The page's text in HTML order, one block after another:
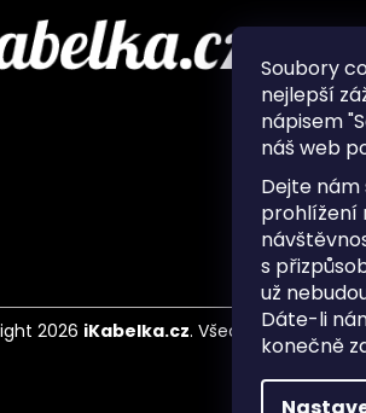
Soubory
nejlepší
nápisem
náš web
Dejte
prohlížení
s
už
Dáte-li
konečně
O nás
Často
2026 iKabelka.cz. Všechna práva